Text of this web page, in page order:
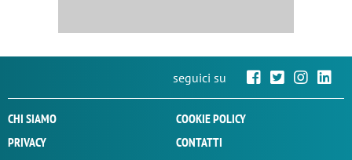
seguici su
CHI SIAMO
COOKIE POLICY
PRIVACY
CONTATTI